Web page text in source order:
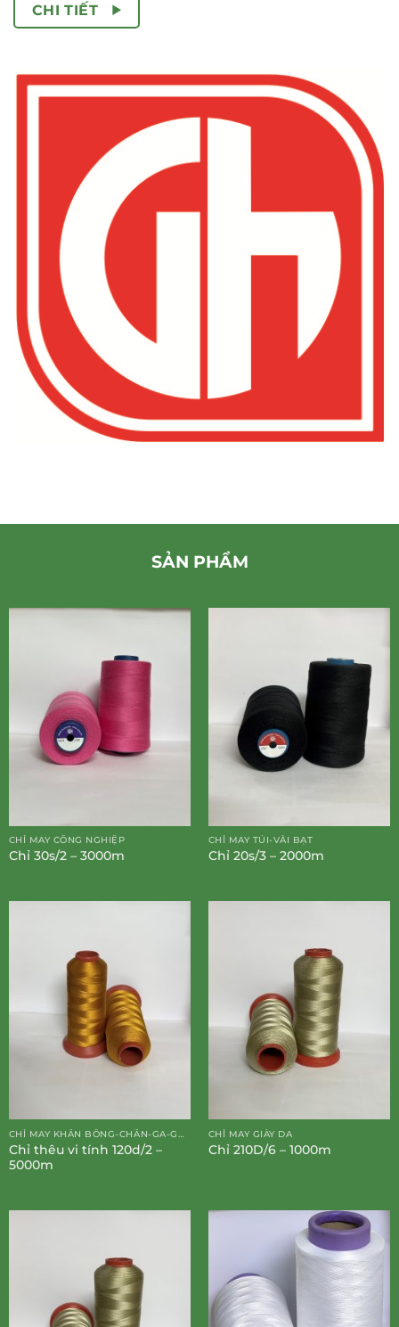
CHI TIẾT
SẢN PHẨM
CHỈ MAY CÔNG NGHIỆP
Chỉ 30s/2 – 3000m
CHỈ MAY TÚI-VẢI BẠT
Chỉ 20s/3 – 2000m
CHỈ MAY KHĂN BÔNG-CHĂN-GA-GỐI-ĐỆM
Chỉ thêu vi tính 120d/2 –
5000m
CHỈ MAY GIÀY DA
Chỉ 210D/6 – 1000m